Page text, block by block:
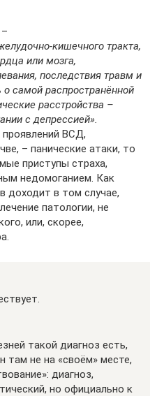
кишечного тракта,
или мозга,
последствия травм и
самой распространённой
расстройства –
с депрессией».
ВСД,
– панические атаки, то
приступы страха,
недомоганием. Как
доходит в том случае,
патологии, не
или, скорее,
такой диагноз есть,
там не на «своём» месте,
диагноз,
но официально к